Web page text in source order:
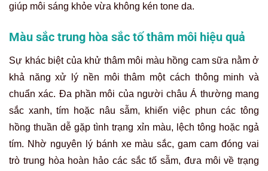
giúp môi sáng khỏe vừa không kén tone da.
Màu sắc trung hòa sắc tố thâm môi hiệu quả
Sự khác biệt của khử thâm môi màu hồng cam sữa nằm ở
khả năng xử lý nền môi thâm một cách thông minh và
chuẩn xác. Đa phần môi của người châu Á thường mang
sắc xanh, tím hoặc nâu sẫm, khiến việc phun các tông
hồng thuần dễ gặp tình trạng xỉn màu, lệch tông hoặc ngả
tím. Nhờ nguyên lý bánh xe màu sắc, gam cam đóng vai
trò trung hòa hoàn hảo các sắc tố sẫm, đưa môi về trạng